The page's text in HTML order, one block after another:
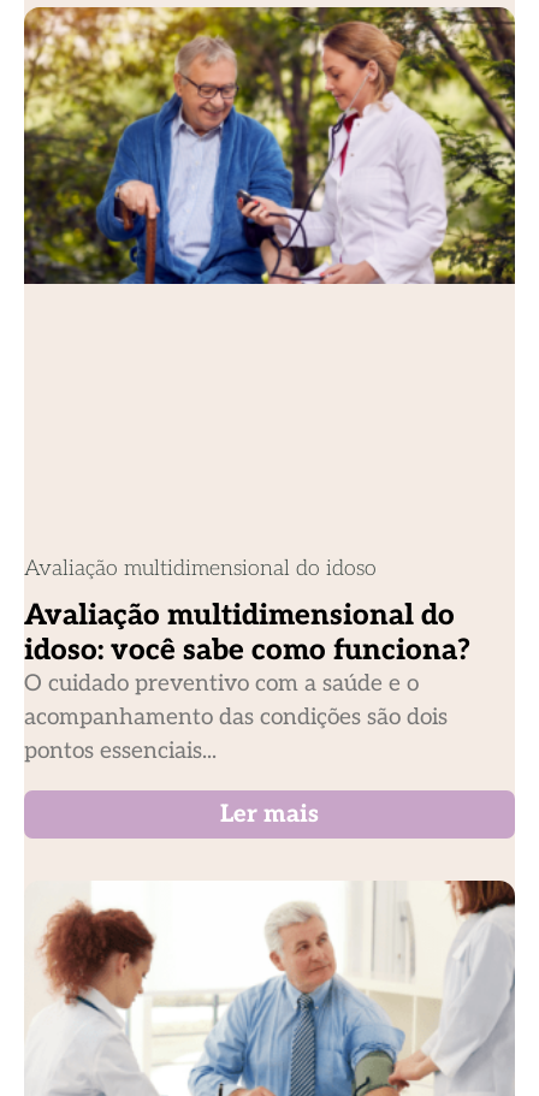
Avaliação multidimensional do idoso
Avaliação multidimensional do
idoso: você sabe como funciona?
O cuidado preventivo com a saúde e o
acompanhamento das condições são dois
pontos essenciais...
Ler mais